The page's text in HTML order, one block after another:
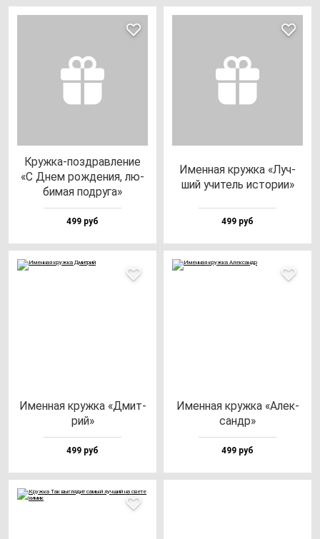
Круж­ка-поз­драв­ле­ние
«С Днем рож­де­ния, лю­
би­мая под­ру­га»
499 руб
Имен­ная круж­ка «Луч­
ший учи­тель ис­то­рии»
499 руб
Имен­ная круж­ка «Дмит­
рий»
499 руб
Имен­ная круж­ка «Алек­
сандр»
499 руб